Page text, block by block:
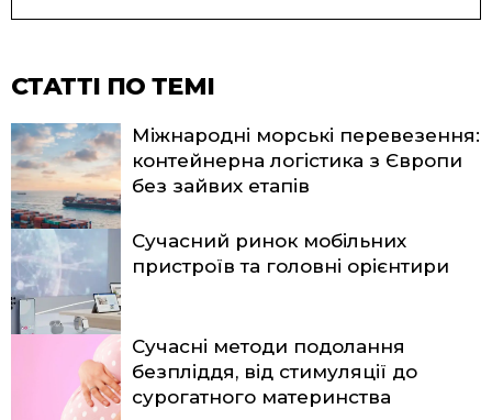
СТАТТІ ПО ТЕМІ
Міжнародні морські перевезення:
контейнерна логістика з Європи
без зайвих етапів
Сучасний ринок мобільних
пристроїв та головні орієнтири
Сучасні методи подолання
безпліддя, від стимуляції до
сурогатного материнства